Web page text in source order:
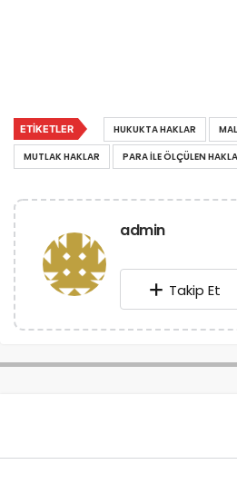
ETIKETLER HUKUKTA HAKLAR
MUTLAK HAKLAR
PARA ILE ÖLÇÜLEN
admin
Takip Et